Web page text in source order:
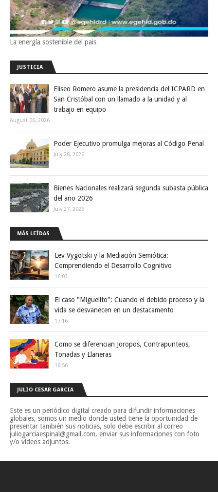
La energía sostenible del pais
JUSTICIA
Eliseo Romero asume la presidencia del ICPARD en
San Cristóbal con un llamado a la unidad y al
trabajo en equipo
August 06, 2026
Poder Ejecutivo promulga mejoras al Código Penal
July 28, 2026
Bienes Nacionales realizará segunda subasta pública
del año 2026
July 27, 2026
MÁS LEÍDAS
Lev Vygotski y la Mediación Semiótica:
Comprendiendo el Desarrollo Cognitivo
16:03
El caso "Miguelito": Cuando el debido proceso y la
vida se desvanecen en un destacamento
17:16
Como se diferencian Joropos, Contrapunteos,
Tonadas y Llaneras
16:56
JULIO CESAR GARCIA
Este es un periódico digital creado para difundir informaciones
globales, somos un medio donde usted tiene la oportunidad de
presentar también sus noticias, solo debe escribir al correo
juliogarciaespinal@gmail.com, enviar sus informaciones con foto
y/o videos adjuntos.